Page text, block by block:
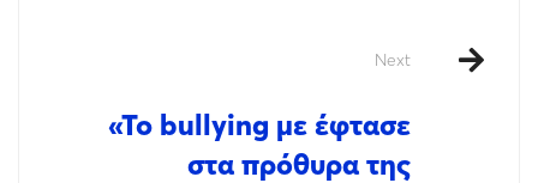
Next
«To bullying με έφτασε
στα πρόθυρα της